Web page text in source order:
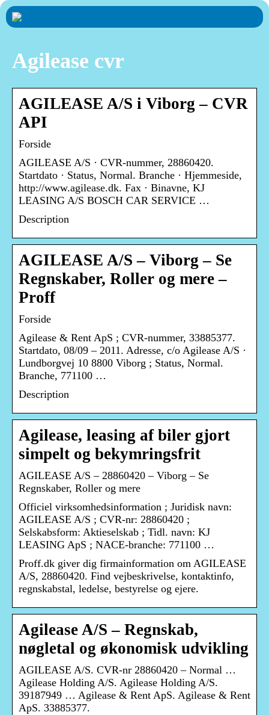
Agilease cvr
AGILEASE A/S i Viborg – CVR
API
Forside
AGILEASE A/S · CVR-nummer, 28860420.
Startdato · Status, Normal. Branche · Hjemmeside,
http://www.agilease.dk. Fax · Binavne, KJ
LEASING A/S BOSCH CAR SERVICE …
Description
AGILEASE A/S – Viborg – Se
Regnskaber, Roller og mere –
Proff
Forside
Agilease & Rent ApS ; CVR-nummer, 33885377.
Startdato, 08/09 – 2011. Adresse, c/o Agilease A/S ·
Lundborgvej 10 8800 Viborg ; Status, Normal.
Branche, 771100 …
Description
Agilease, leasing af biler gjort
simpelt og bekymringsfrit
AGILEASE A/S – 28860420 – Viborg – Se
Regnskaber, Roller og mere
Officiel virksomhedsinformation ; Juridisk navn:
AGILEASE A/S ; CVR-nr: 28860420 ;
Selskabsform: Aktieselskab ; Tidl. navn: KJ
LEASING ApS ; NACE-branche: 771100 …
Proff.dk giver dig firmainformation om AGILEASE
A/S, 28860420. Find vejbeskrivelse, kontaktinfo,
regnskabstal, ledelse, bestyrelse og ejere.
Agilease A/S – Regnskab,
nøgletal og økonomisk udvikling
AGILEASE A/S. CVR-nr 28860420 – Normal …
Agilease Holding A/S. Agilease Holding A/S.
39187949 … Agilease & Rent ApS. Agilease & Rent
ApS. 33885377.